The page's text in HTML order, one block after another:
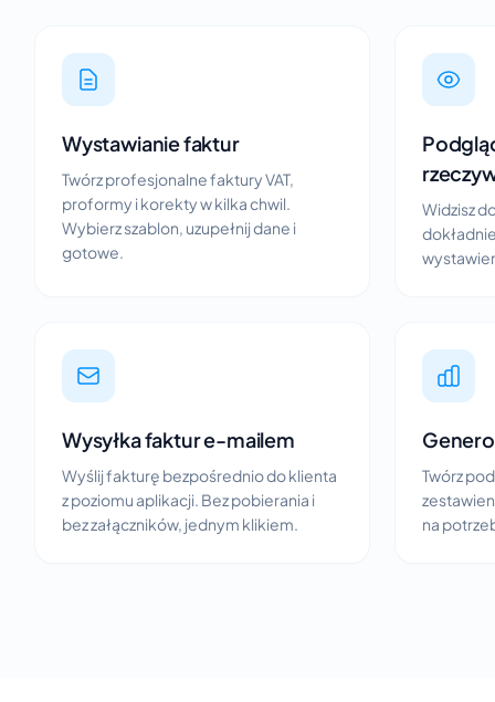
Wystawianie faktur
Twórz profesjonalne faktury VAT,
proformy i korekty w kilka chwil.
Wybierz szablon, uzupełnij dane i
gotowe.
Widzisz
Wysyłka faktur e-mailem
Wyślij fakturę bezpośrednio do klienta
z poziomu aplikacji. Bez pobierania i
bez załączników, jednym klikiem.
Twórz
na